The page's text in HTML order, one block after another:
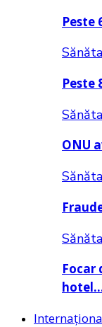
Peste
Peste
ONU